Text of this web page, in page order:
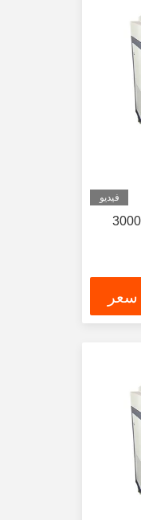
فيديو
آلة إزالة الصدأ بالليزر المحمولة 3000